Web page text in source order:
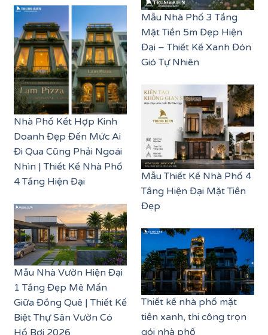
Nhà Phố Kết Hợp Kinh
Doanh Đẹp Đến Mức Ai
Đi Qua Cũng Phải Ngoái
Nhìn | Thiết Kế Nhà Phố
4 Tầng Hiện Đại
Mẫu Nhà Vườn Hiện Đại
1 Tầng Đẹp Mê Mẩn
Giữa Đồng Quê | Thiết Kế
Biệt Thự Sân Vườn Có
Mẫu Nhà Phố 3 Tầng
Mặt Tiền 5m Đẹp Hiện
Đại – Thiết Kế Xanh Đón
Gió Tự Nhiên
Mẫu Thiết Kế Nhà Phố 4
Tầng Hiện Đại Mặt Tiền
Đẹp
Thiết kế nhà phố mặt
tiền xanh, thi công trọn
gói nhà phố